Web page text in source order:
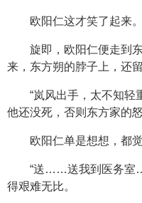
欧阳仁这才笑了起来。
旋即，欧阳仁便走到
来，东方朔的脖子上，还
“岚风出手，太不知
他还没死，否则东方家的
欧阳仁单是想想，都
“送……送我到医务室
得艰难无比。